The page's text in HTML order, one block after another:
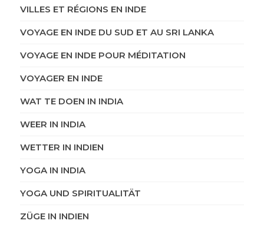
VILLES ET RÉGIONS EN INDE
VOYAGE EN INDE DU SUD ET AU SRI LANKA
VOYAGE EN INDE POUR MÉDITATION
VOYAGER EN INDE
WAT TE DOEN IN INDIA
WEER IN INDIA
WETTER IN INDIEN
YOGA IN INDIA
YOGA UND SPIRITUALITÄT
ZÜGE IN INDIEN